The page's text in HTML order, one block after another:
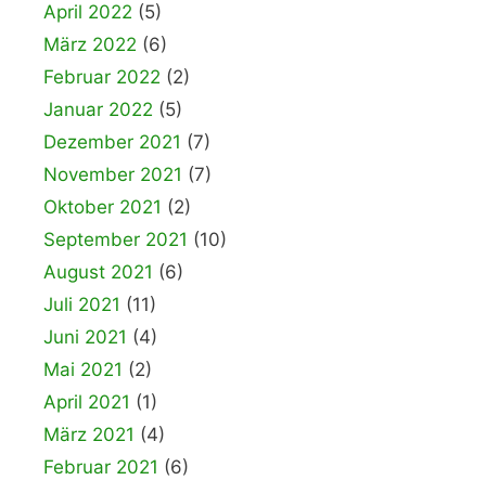
April 2022 (5)
März 2022 (6)
Februar 2022 (2)
Januar 2022 (5)
Dezember 2021 (7)
November 2021 (7)
Oktober 2021 (2)
September 2021 (10)
August 2021 (6)
Juli 2021 (11)
Juni 2021 (4)
Mai 2021 (2)
April 2021 (1)
März 2021 (4)
Februar 2021 (6)